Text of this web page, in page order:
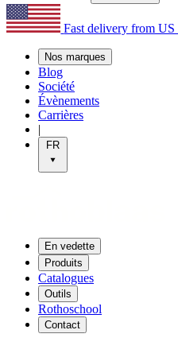
Fast delivery from US
Nos marques
Blog
Société
Évènements
Carrières
|
FR
En vedette
Produits
Catalogues
Outils
Rothoschool
Contact